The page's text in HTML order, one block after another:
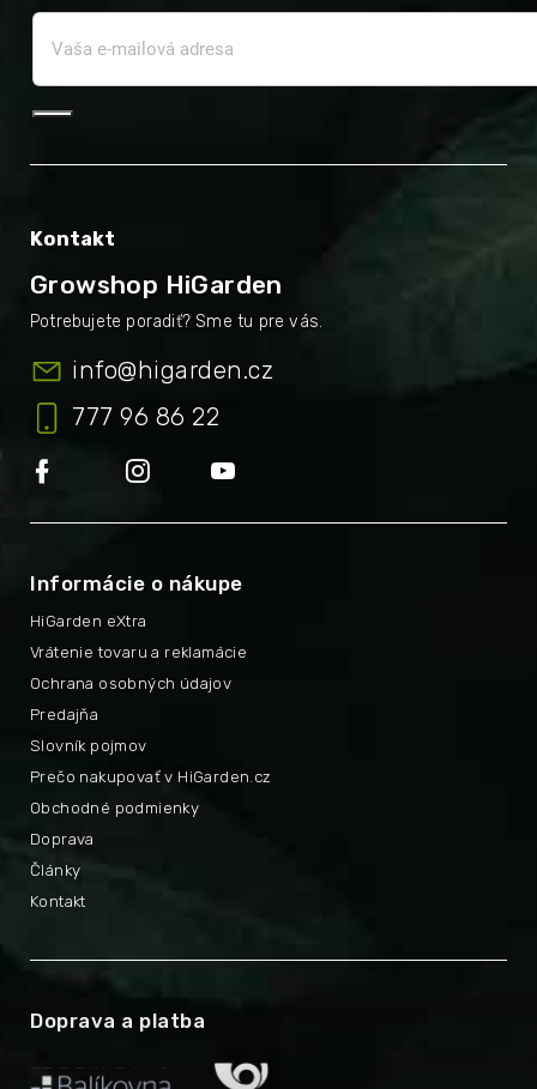
Kontakt
Growshop HiGarden
info@higarden.cz
777 96 86 22
Informácie o nákupe
HiGarden eXtra
Prečo nakupovať v HiGarden.cz
Vrátenie tovaru a reklamácie
Obchodné podmienky
Ochrana osobných údajov
Doprava
Predajňa
Články
Slovník pojmov
Kontakt
Doprava a platba